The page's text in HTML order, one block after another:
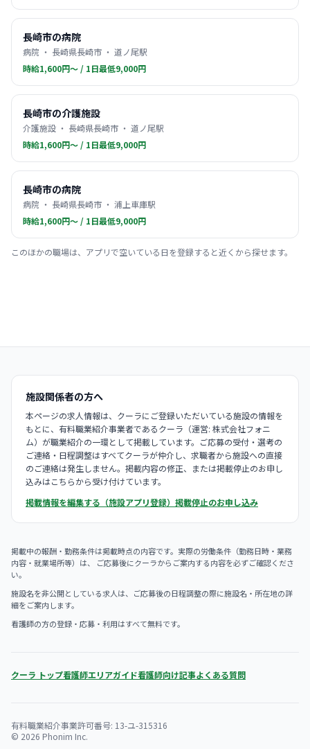
長崎市の病院
病院 ・ 長崎県長崎市 ・ 道ノ尾駅
時給1,600円〜 / 1日最低9,000円
長崎市の介護施設
介護施設 ・ 長崎県長崎市 ・ 道ノ尾駅
時給1,600円〜 / 1日最低9,000円
長崎市の病院
病院 ・ 長崎県長崎市 ・ 浦上車庫駅
時給1,600円〜 / 1日最低9,000円
このほかの職場は、アプリで空いている日を登録すると近くから探せます。
施設関係者の方へ
本ページの求人情報は、クーラにご登録いただいている施設の情報を
もとに、有料職業紹介事業者であるクーラ（運営: 株式会社フォニ
ム）が職業紹介の一環として掲載しています。ご応募の受付・選考の
ご連絡・日程調整はすべてクーラが仲介し、求職者から施設への直接
のご連絡は発生しません。掲載内容の修正、または掲載停止のお申し
込みはこちらから受け付けています。
掲載情報を編集する（施設アプリ登録） 掲載停止のお申し込み
掲載中の報酬・勤務条件は掲載時点の内容です。実際の労働条件（勤務日時・業務
内容・就業場所等）は、 ご応募後にクーラからご案内する内容を必ずご確認くださ
い。
施設名を非公開としている求人は、ご応募後の日程調整の際に施設名・所在地の詳
細をご案内します。
看護師の方の登録・応募・利用はすべて無料です。
クーラ トップ看護師エリアガイド看護師向け記事よくある質問
有料職業紹介事業許可番号: 13-ユ-315316
© 2026 Phonim Inc.